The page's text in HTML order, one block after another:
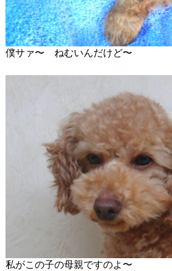
僕サァ〜 ねむいんだけど〜
私がこの子の母親ですのよ〜